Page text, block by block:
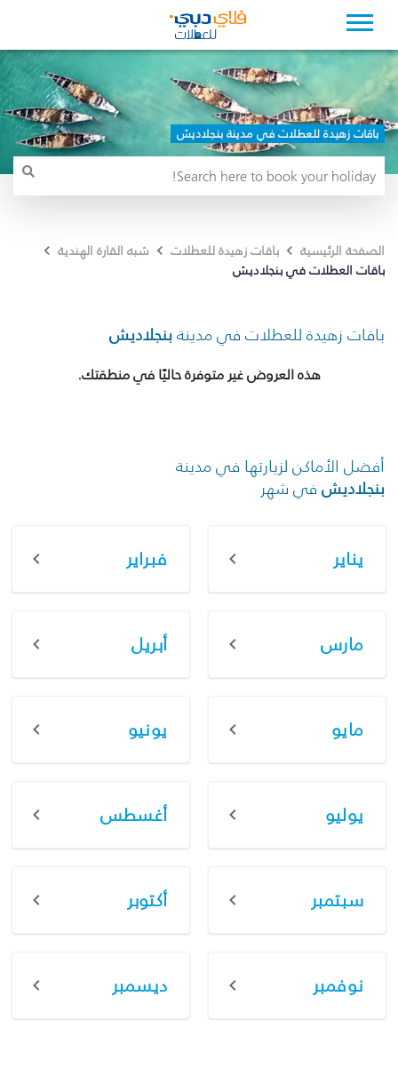
باقات زهيدة للعطلات في مدينة بنجلاديش
الصفحة الرئيسية باقات زهيدة للعطلات
شبه القارة الهندية
باقات العطلات في بنجلاديش
باقات زهيدة للعطلات في مدينة بنجلاديش
هذه العروض غير متوفرة حاليًا في منطقتك.
أفضل الأماكن لزيارتها في مدينة
بنجلاديش في شهر
يناير فبراير
مارس أبريل
مايو يونيو
يوليو أغسطس
سبتمبر أكتوبر
نوفمبر ديسمبر